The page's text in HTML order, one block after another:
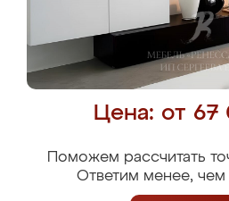
Цена: от
Поможем рассчитать
Ответим менее, чем